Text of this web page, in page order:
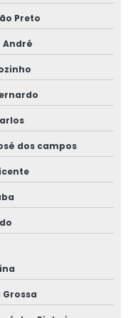
ms
12
Preto
André
dos campos
Grossa